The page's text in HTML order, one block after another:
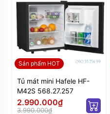
Sản phẩm HOT
Tủ mát mini Hafele HF-
M42S 568.27.257
2.990.000₫
3.990.000₫